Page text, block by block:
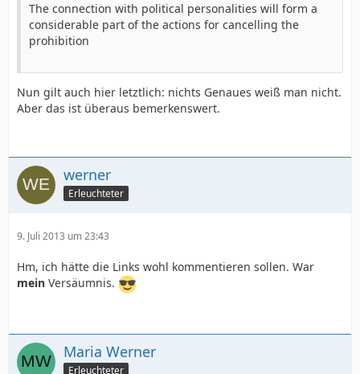
The connection with political personalities will form a
considerable part of the actions for cancelling the
prohibition
Nun gilt auch hier letztlich: nichts Genaues weiß man nicht.
Aber das ist überaus bemerkenswert.
werner
Erleuchteter
9. Juli 2013 um 23:43
Hm, ich hätte die Links wohl kommentieren sollen. War
mein Versäumnis.
Maria Werner
Erleuchteter